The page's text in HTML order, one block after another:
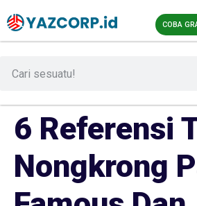
COBA
6 Referensi
Nongkrong